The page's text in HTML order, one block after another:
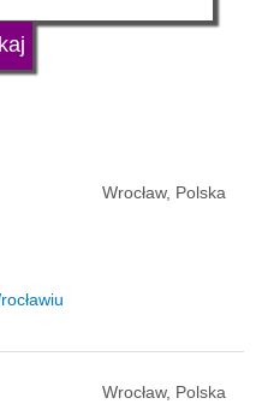
Wrocław, Polska
Wrocław, Polska